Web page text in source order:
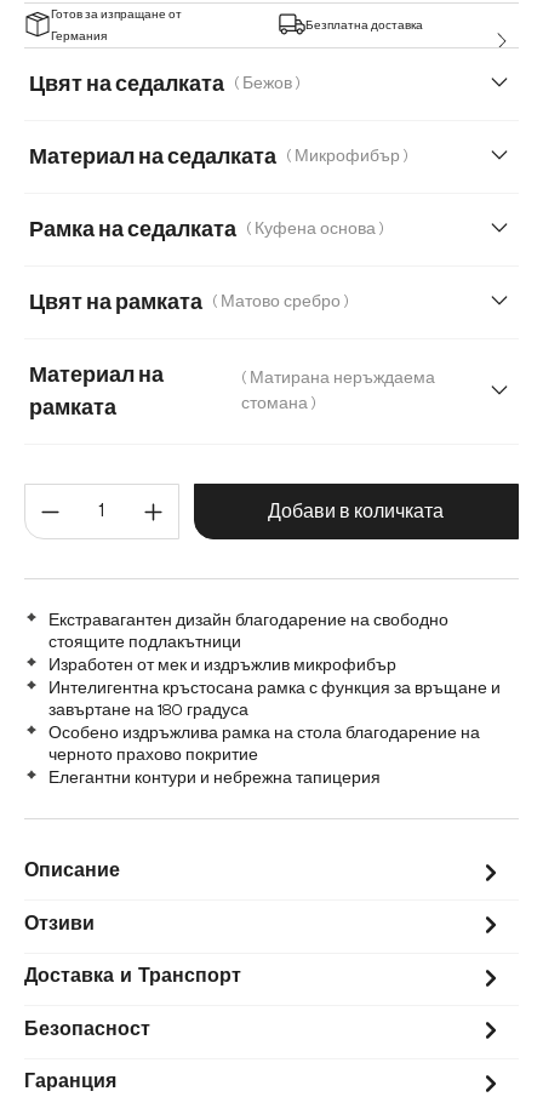
Готов за изпращане от
Германия
Безплатна доставка
Цвят на седалката ( Бежов )
Материал на седалката ( Микрофибър )
Рамка на седалката ( Куфена основа )
Цвят на рамката ( Матово сребро )
Материал на
рамката
( Матирана неръждаема
стомана )
Графитена неръждаема стомана Метал
Количество на продукта:
Добави в количката
Екстравагантен дизайн благодарение на свободно
стоящите подлакътници
Изработен от мек и издръжлив микрофибър
Интелигентна кръстосана рамка с функция за връщане и
завъртане на 180 градуса
Особено издръжлива рамка на стола благодарение на
черното прахово покритие
Елегантни контури и небрежна тапицерия
Описание
Отзиви
Доставка и Транспорт
Безопасност
Гаранция